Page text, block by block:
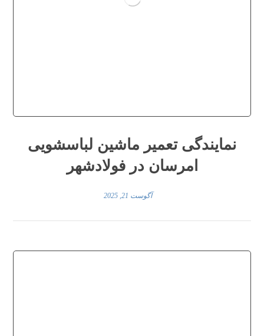
نمایندگی تعمیر ماشین لباسشویی
امرسان در فولادشهر
آگوست 21, 2025